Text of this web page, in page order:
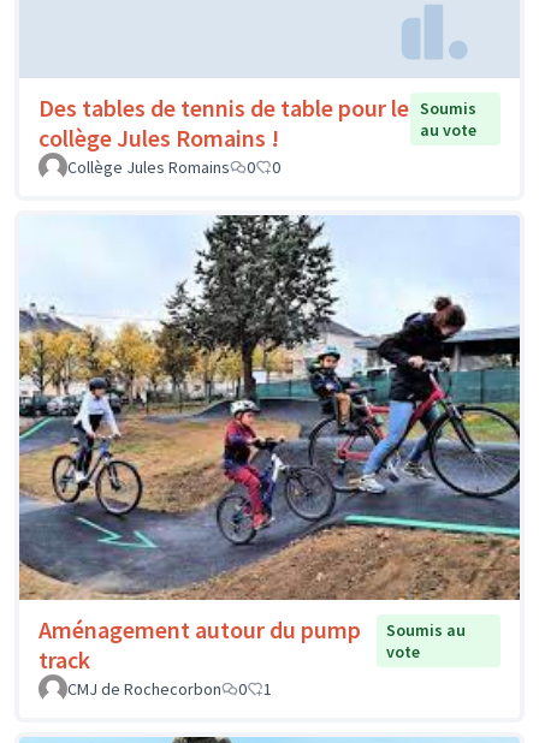
Des tables de tennis de table pour le
collège Jules Romains !
Soumis
au vote
Collège Jules Romains
0 0
Aménagement autour du pump
track
Soumis au
vote
CMJ de Rochecorbon
0 1